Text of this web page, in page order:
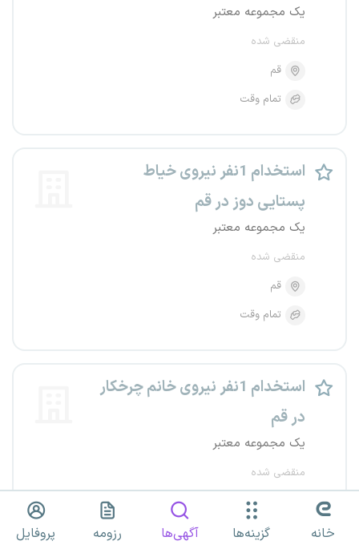
یک مجموعه معتبر
منقضی شده
قم
تمام وقت
استخدام 1نفر نیروی خیاط
پستایی دوز در قم
یک مجموعه معتبر
منقضی شده
قم
تمام وقت
استخدام 1نفر نیروی خانم چرخکار
در قم
یک مجموعه معتبر
منقضی شده
تمام وقت
خانه گزینه‌ها آگهی‌ها رزومه پروفایل